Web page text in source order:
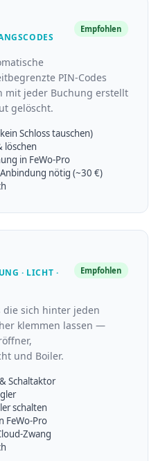
Empfohlen
PIN-Codes
mit jeder Buchung erstellt
gelöscht.
Schloss tauschen)
löschen
in FeWo-Pro
nötig (~30 €)
· LICHT ·
Empfohlen
die sich hinter jeden
klemmen lassen —
und Boiler.
Schaltaktor
schalten
FeWo-Pro
Zwang